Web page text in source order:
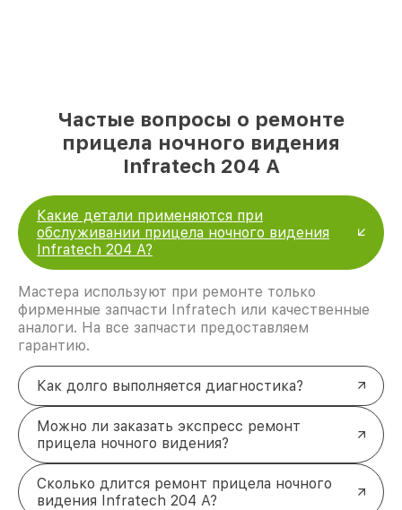
Частые вопросы о ремонте
прицела ночного видения
Infratech 204 А
Какие детали применяются при
обслуживании прицела ночного видения
Infratech 204 А?
Мастера используют при ремонте только
фирменные запчасти Infratech или качественные
аналоги. На все запчасти предоставляем
гарантию.
Как долго выполняется диагностика?
Можно ли заказать экспресс ремонт
прицела ночного видения?
Сколько длится ремонт прицела ночного
видения Infratech 204 А?